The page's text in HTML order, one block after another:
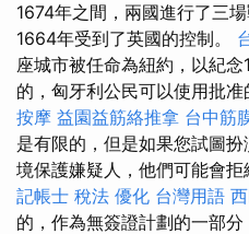
1674年之間，兩國進行了三
1664年受到了英國的控制。
座城市被任命為紐約，以紀
的，匈牙利公民可以使用批准
按摩 益園益筋絡推拿 台中筋
是有限的，但是如果您試圖
境保護嫌疑人，他們可能會拒
記帳士 稅法 優化 台灣用語
的，作為無簽證計劃的一部